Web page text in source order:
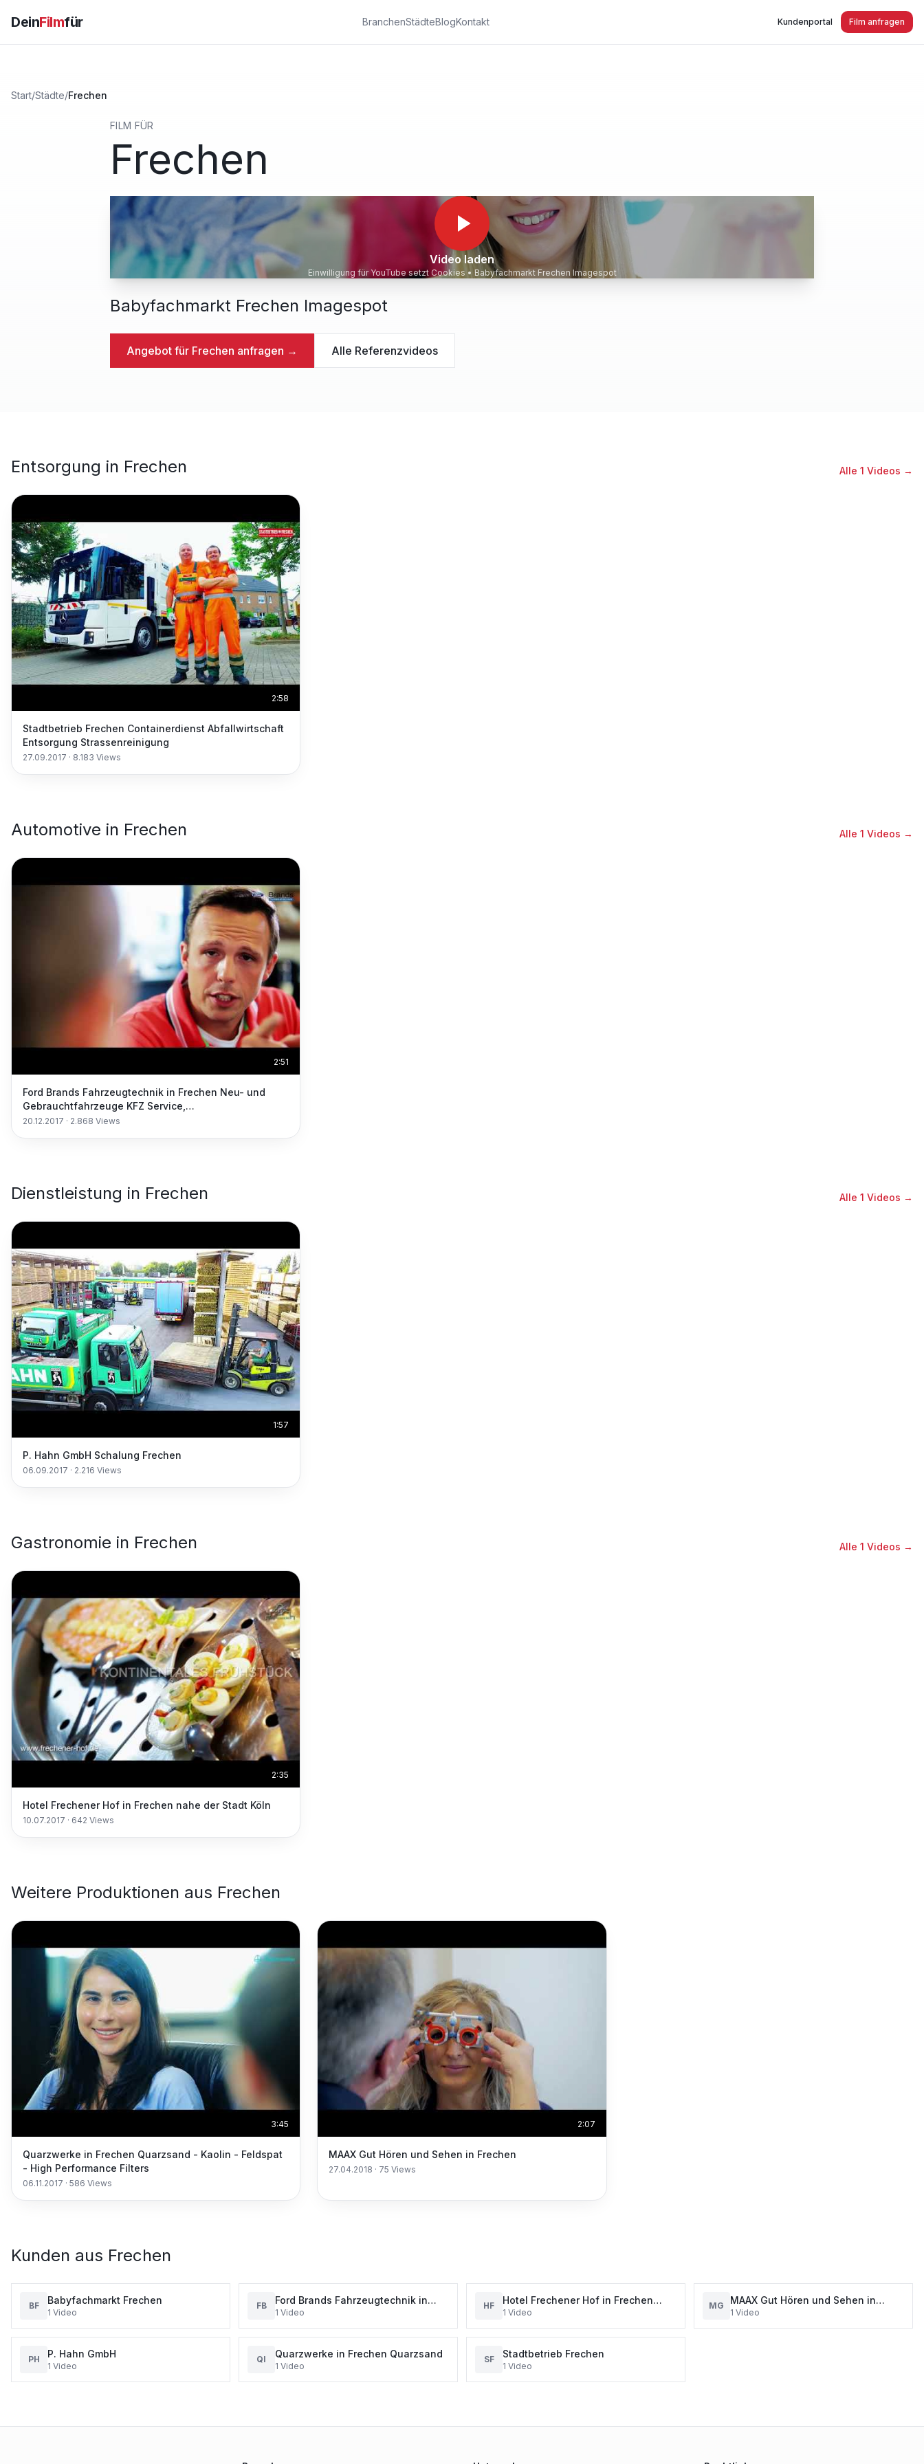
DeinFilmfür BranchenStädteBlogKontakt Kundenportal Film anfragen
Start/Städte/Frechen
FILM FÜR
Frechen
Video laden
Einwilligung für YouTube setzt Cookies • Babyfachmarkt Frechen Imagespot
Babyfachmarkt Frechen Imagespot
Angebot für Frechen anfragen → Alle Referenzvideos
Entsorgung in Frechen Alle 1 Videos →
2:58
Stadtbetrieb Frechen Containerdienst Abfallwirtschaft
Entsorgung Strassenreinigung
27.09.2017 · 8.183 Views
Automotive in Frechen Alle 1 Videos →
2:51
Ford Brands Fahrzeugtechnik in Frechen Neu- und
Gebrauchtfahrzeuge KFZ Service,
Unfallinstandsetzung
20.12.2017 · 2.868 Views
Dienstleistung in Frechen Alle 1 Videos →
1:57
P. Hahn GmbH Schalung Frechen
06.09.2017 · 2.216 Views
Gastronomie in Frechen Alle 1 Videos →
2:35
Hotel Frechener Hof in Frechen nahe der Stadt Köln
10.07.2017 · 642 Views
Weitere Produktionen aus Frechen
3:45
Quarzwerke in Frechen Quarzsand - Kaolin - Feldspat
- High Performance Filters
06.11.2017 · 586 Views
2:07
MAAX Gut Hören und Sehen in Frechen
27.04.2018 · 75 Views
Kunden aus Frechen
BF Babyfachmarkt Frechen
1 Video
FB
Ford Brands Fahrzeugtechnik in
Frechen Neu- und
Gebrauchtfahrzeuge KFZ Service,
1 Video
HF
Hotel Frechener Hof in Frechen
nahe der Stadt Köln
1 Video
MG
MAAX Gut Hören und Sehen in
Frechen
1 Video
PH P. Hahn GmbH
1 Video
QI Quarzwerke in Frechen Quarzsand
1 Video
SF Stadtbetrieb Frechen
1 Video